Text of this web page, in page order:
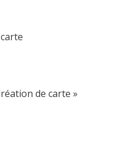
de carte »